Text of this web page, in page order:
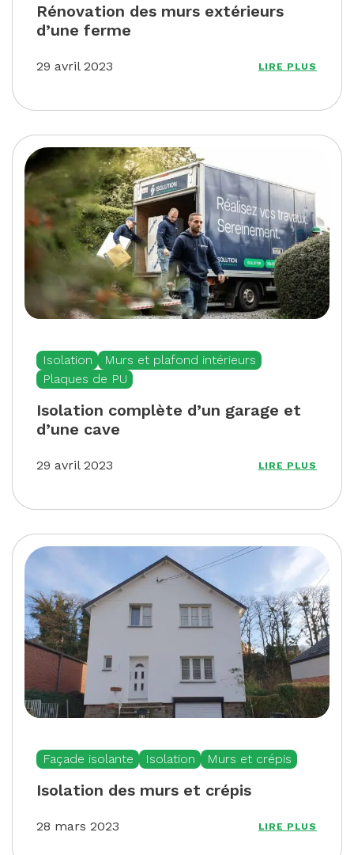
Rénovation des murs extérieurs
d’une ferme
29 avril 2023 LIRE PLUS
Isolation
Murs et plafond intérieurs
Plaques de PU
Isolation complète d’un garage et
d’une cave
29 avril 2023 LIRE PLUS
Façade isolante Isolation Murs et crépis
Isolation des murs et crépis
28 mars 2023 LIRE PLUS